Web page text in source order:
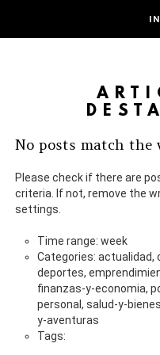
No posts match the
Please check if there are
criteria. If not, remove the
settings.
Time range: week
Categories:
deportes,
finanzas-y-economia,
personal, salud-y-
y-aventuras
Tags: